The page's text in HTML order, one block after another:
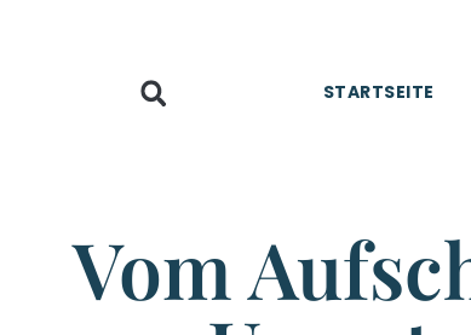
STARTSEITE
Vom